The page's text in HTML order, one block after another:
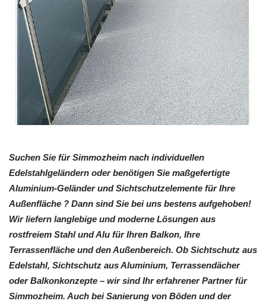
Suchen Sie für Simmozheim nach individuellen
Edelstahlgeländern oder benötigen Sie maßgefertigte
Aluminium-Geländer und Sichtschutzelemente für Ihre
Außenfläche ? Dann sind Sie bei uns bestens aufgehoben!
Wir liefern langlebige und moderne Lösungen aus
rostfreiem Stahl und Alu für Ihren Balkon, Ihre
Terrassenfläche und den Außenbereich. Ob Sichtschutz aus
Edelstahl, Sichtschutz aus Aluminium, Terrassendächer
oder Balkonkonzepte – wir sind Ihr erfahrener Partner für
Simmozheim. Auch bei Sanierung von Böden und der